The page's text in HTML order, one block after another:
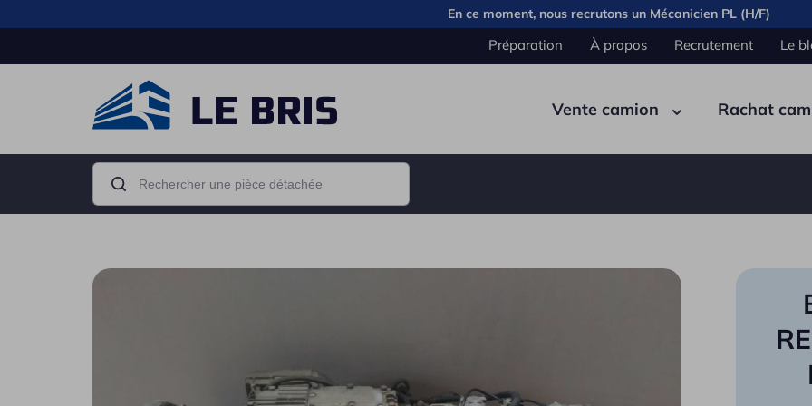
En ce moment, nous recrutons un Mécanicien PL (H/F)
Préparation À propos Recrutement Le
Vente camion Rachat
Moteur Pont Carrosserie Cabine